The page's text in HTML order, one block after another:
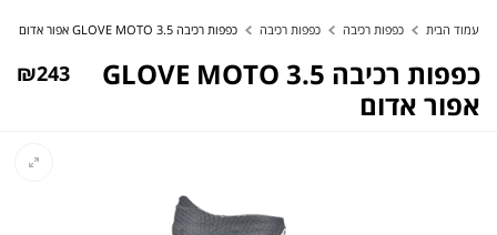
עמוד הבית כפפות רכיבה כפפות רכיבה כפפות רכיבה GLOVE MOTO 3.5 אפור אדום
כפפות רכיבה GLOVE MOTO 3.5
אפור אדום
₪243